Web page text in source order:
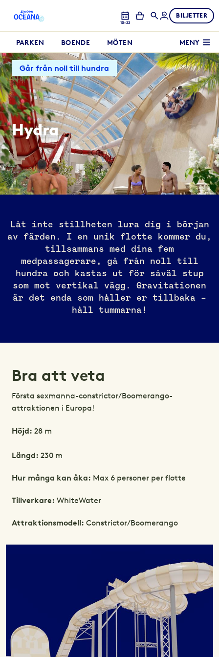
10–22
BILJETTER
PARKEN BOENDE MÖTEN MENY
Går från noll till hundra
Hydra
Låt inte stillheten lura dig i början
av färden. I en unik flotte kommer du,
tillsammans med dina fem
medpassagerare, gå från noll till
hundra och kastas ut för såväl stup
som mot vertikal vägg. Gravitationen
är det enda som håller er tillbaka –
håll tummarna!
Bra att veta
Första sexmanna-constrictor/Boomerango-
attraktionen i Europa!
Höjd: 28 m
Längd: 230 m
Hur många kan åka: Max 6 personer per flotte
Tillverkare: WhiteWater
Attraktionsmodell: Constrictor/Boomerango